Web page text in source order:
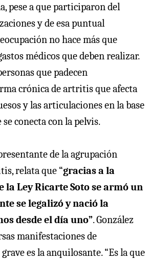
pese a que participaron del
y de esa puntual
no hace más que
médicos que deben realizar.
que padecen
crónica de artritis que afecta
y las articulaciones en la base
conecta con la pelvis.
de la agrupación
relata que “gracias a la
Ley Ricarte Soto se armó un
se legalizó y nació la
desde el día uno”. González
manifestaciones de
es la anquilosante. “Es la que